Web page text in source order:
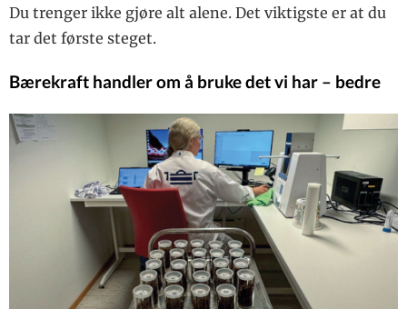
Du trenger ikke gjøre alt alene. Det viktigste er at du
tar det første steget.
Bærekraft handler om å bruke det vi har – bedre